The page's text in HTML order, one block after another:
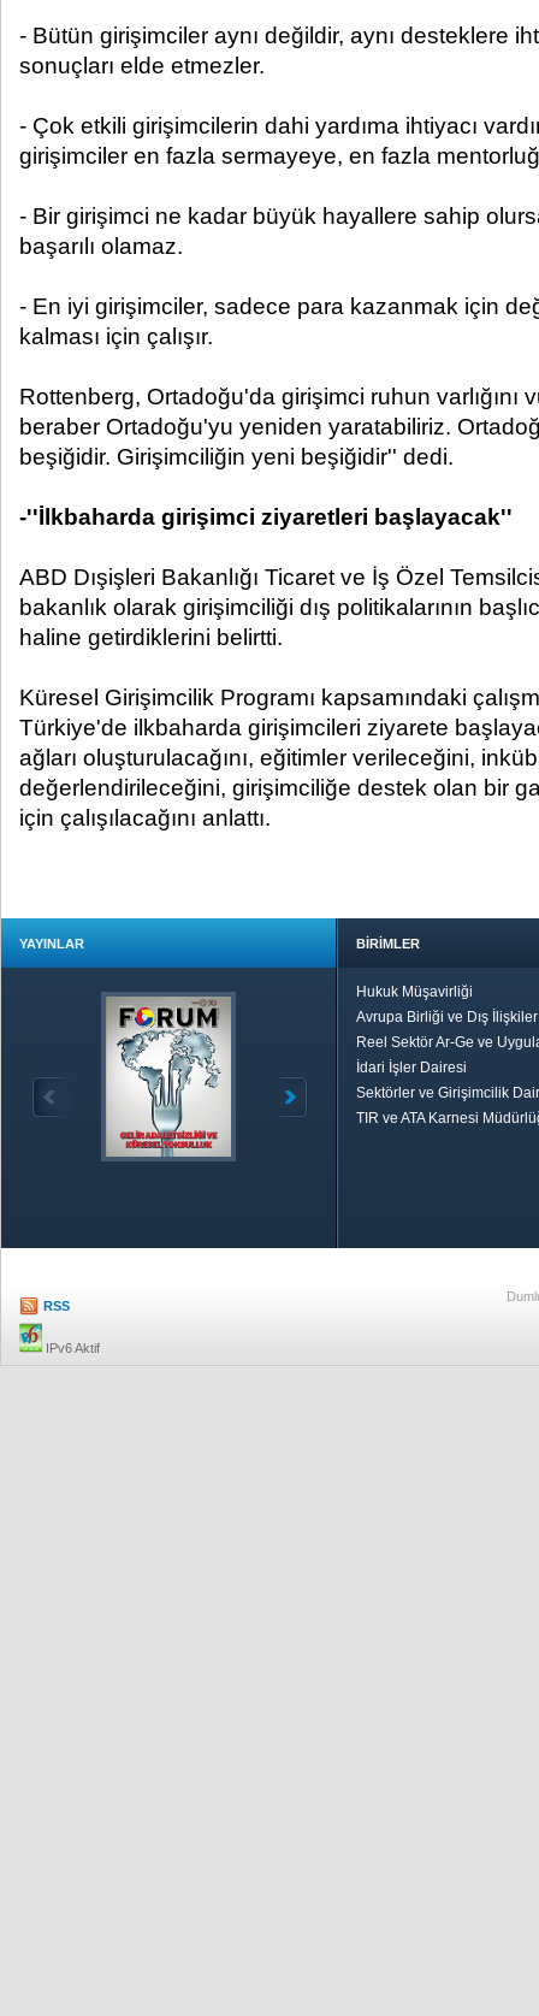
- Bütün girişimciler aynı değildir, aynı desteklere
sonuçları elde etmezler.
- Çok etkili girişimcilerin dahi yardıma ihtiyacı
girişimciler en fazla sermayeye, en fazla
- Bir girişimci ne kadar büyük hayallere sahip
başarılı olamaz.
- En iyi girişimciler, sadece para kazanmak için
kalması için çalışır.
Rottenberg, Ortadoğu'da girişimci ruhun varlığını
beraber Ortadoğu'yu yeniden yaratabiliriz.
beşiğidir. Girişimciliğin yeni beşiğidir'' dedi.
-''İlkbaharda girişimci ziyaretleri başlayacak''
ABD Dışişleri Bakanlığı Ticaret ve İş Özel
bakanlık olarak girişimciliği dış politikalarının
haline getirdiklerini belirtti.
Küresel Girişimcilik Programı kapsamındaki
Türkiye'de ilkbaharda girişimcileri ziyarete
ağları oluşturulacağını, eğitimler verileceğini,
değerlendirileceğini, girişimciliğe destek olan bir
için çalışılacağını anlattı.
YAYINLAR BİRİMLER
Hukuk Müşavirliği
Avrupa Birliği ve Dış
Reel Sektör Ar-Ge ve
İdari İşler Dairesi
Sektörler ve Girişimcilik
TIR ve ATA Karnesi
RSS
IPv6 Aktif